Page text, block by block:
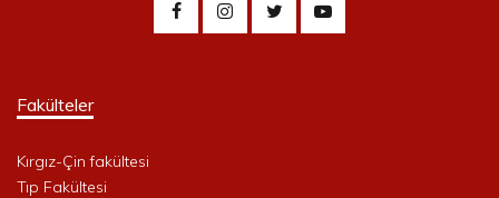
Fakülteler
Kırgız-Çin fakültesi
Tıp Fakültesi